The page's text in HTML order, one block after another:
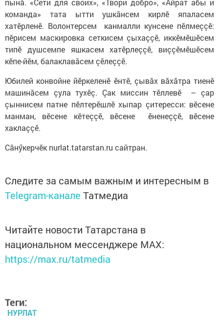
пынă. «Сети для своих», «Твори добро», «Айрат абы и
команда» тата ытти ушкăнсем кирлӗ япаласем
хатӗрленӗ. Волонтерсем канмалли кунсене пӗлмеççӗ:
пӗрисем маскировка сеткисем çыхаççӗ, иккӗмӗшӗсем
типӗ душсемпе яшкасем хатӗрлеççӗ, виççӗмӗшӗсем
кӗпе-йӗм, балаклавăсем çӗлеççӗ.
Юбилей конвойне йӗркеленӗ ӗнтӗ, çывăх вăхăтра тиенӗ
машинăсем çула тухӗç. Çак миссин тӗллевӗ – çар
çыннисем патне пӗлтерӗшлӗ хыпар çитересси: вӗсене
манман, вӗсене кӗтеççӗ, вӗсене ӗненеççӗ, вӗсене
хаклаççӗ.
Сăнӳкерчӗк nurlat.tatarstan.ru сайтран.
Следите за самым важным и интересным в
Telegram-канале Татмедиа
Читайте новости Татарстана в
национальном мессенджере MАХ:
https://max.ru/tatmedia
Теги:
НУРЛАТ